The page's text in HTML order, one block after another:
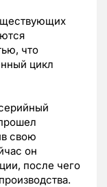
что
цикл
свою
он
после чего